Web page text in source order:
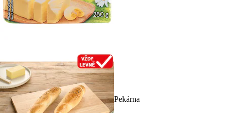
Pekárna